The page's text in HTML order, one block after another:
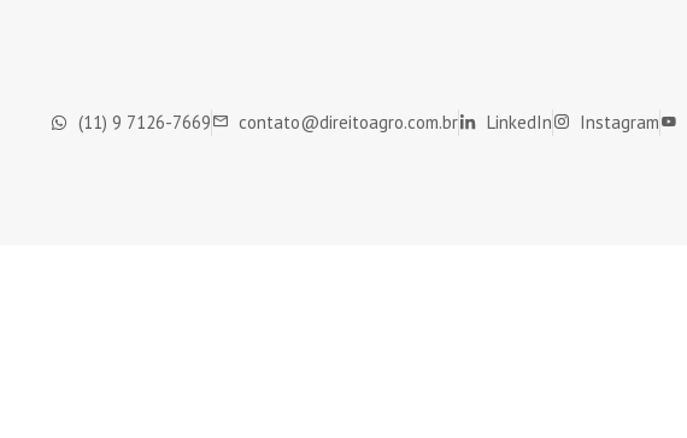
(11) 9 7126-7669 contato@direitoagro.com.br LinkedIn Instagram